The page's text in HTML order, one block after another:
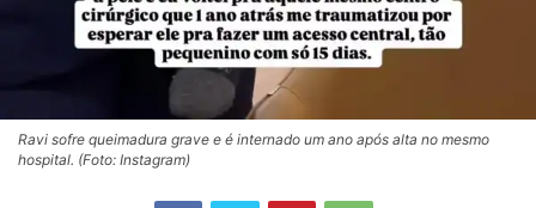
Ravi sofre queimadura grave e é internado um ano após alta no mesmo
hospital. (Foto: Instagram)